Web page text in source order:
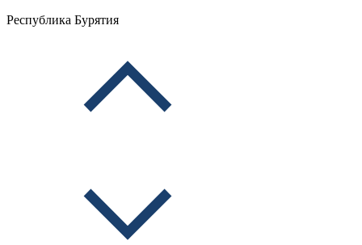
Республика Бурятия